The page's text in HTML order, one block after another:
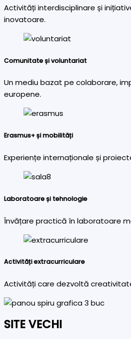
Activități interdisciplinare și
inovatoare.
Comunitate și voluntariat
Un mediu bazat pe colaborare,
europene.
Erasmus+ și mobilități
Experiențe internaționale și
Laboratoare și tehnologie
Învățare practică în laboratoare
Activități extracurriculare
Activități care dezvoltă
SITE VECHI